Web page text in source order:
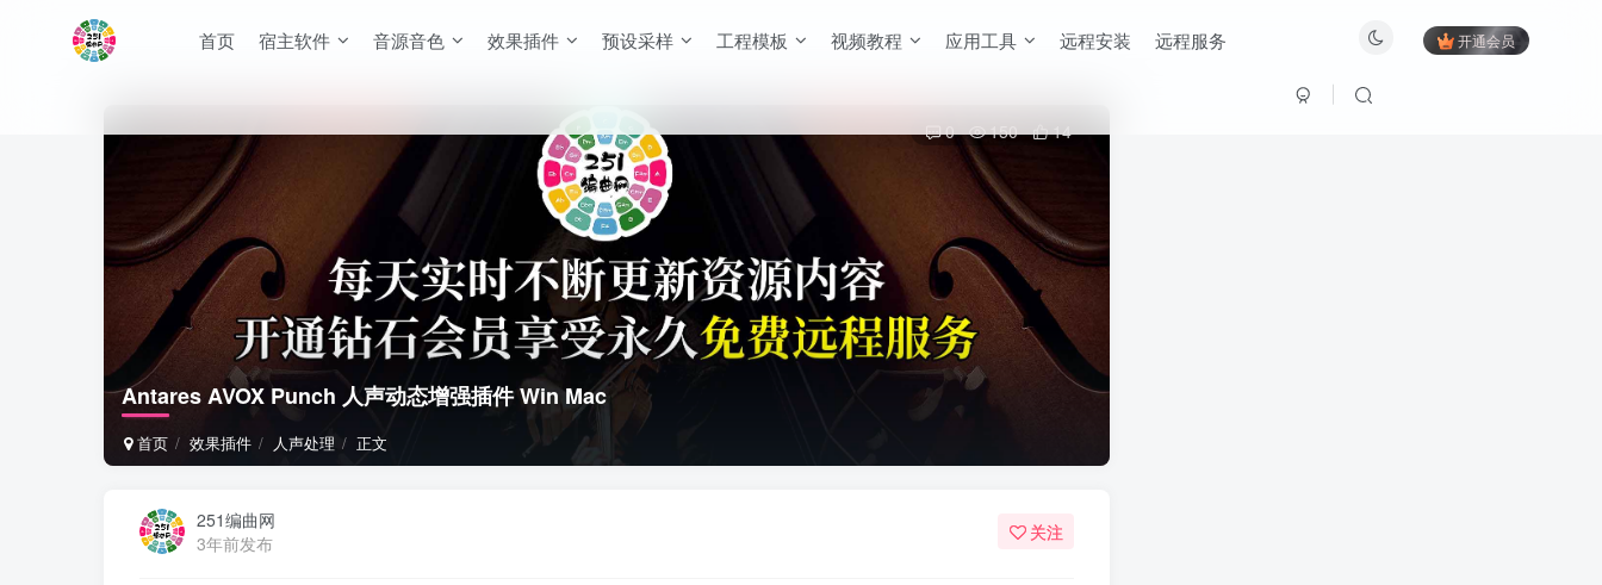
首页 宿主软件 音源音色 效果插件 预设采样 工程模板 视频教程 应用工具 远程安装 远程服务 开通会员
Antares AVOX Punch 人声动态增强插件 Win Mac
首页 效果插件 人声处理 正文
0 150 14
251编曲网
3年前发布
关注